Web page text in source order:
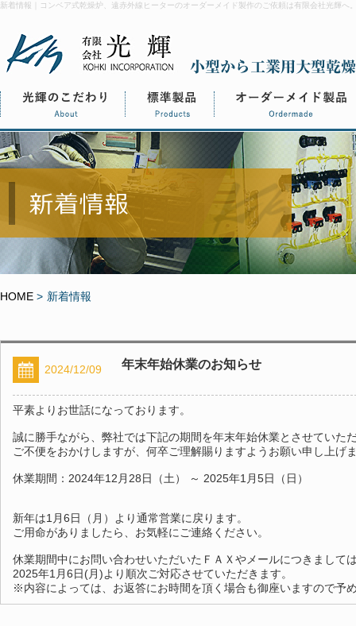
新着情報｜コンベア式乾燥炉、遠赤外線ヒーターのオーダーメイド製作のご依頼は有限会社光輝へ
HOME > 新着情報
2024/12/09 年末年始休業のお知らせ
平素よりお世話になっております。
誠に勝手ながら、弊社では下記の期間を年末年始休業とさせていた
ご不便をおかけしますが、何卒ご理解賜りますようお願い申し上げ
休業期間：2024年12月28日（土） ～ 2025年1月5日（日）
新年は1月6日（月）より通常営業に戻ります。
ご用命がありましたら、お気軽にご連絡ください。
休業期間中にお問い合わせいただいたＦＡＸやメールにつきまして
2025年1月6日(月)より順次ご対応させていただきます。
※内容によっては、お返答にお時間を頂く場合も御座いますので予